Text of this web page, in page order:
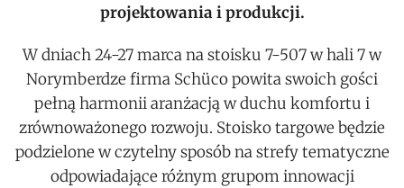
projektowania i produkcji.
W dniach 24-27 marca na stoisku 7-507 w hali 7 w
Norymberdze firma Schüco powita swoich gości
pełną harmonii aranżacją w duchu komfortu i
zrównoważonego rozwoju. Stoisko targowe będzie
podzielone w czytelny sposób na strefy tematyczne
odpowiadające różnym grupom innowacji